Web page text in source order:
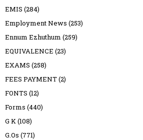
EMIS (284)
Employment News (253)
Ennum Ezhuthum (259)
EQUIVALENCE (23)
EXAMS (258)
FEES PAYMENT(2)
FONTS (12)
Forms (440)
G K(108)
G.Os (771)